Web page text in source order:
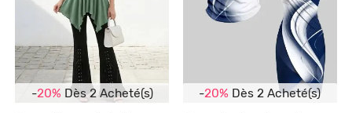
-20% Dès 2 Acheté(s) -20% Dès 2 Acheté(s)